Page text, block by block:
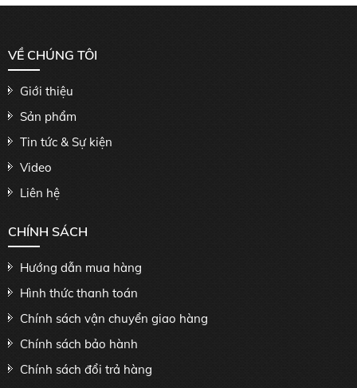
VỀ CHÚNG TÔI
Giới thiệu
Sản phẩm
Tin tức & Sự kiện
Video
Liên hệ
CHÍNH SÁCH
Hướng dẫn mua hàng
Hình thức thanh toán
Chính sách vận chuyển giao hàng
Chính sách bảo hành
Chính sách đổi trả hàng